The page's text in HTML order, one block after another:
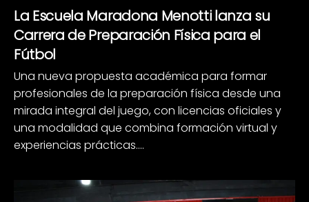
La Escuela Maradona Menotti lanza su
Carrera de Preparación Física para el
Fútbol
Una nueva propuesta académica para formar
profesionales de la preparación física desde una
mirada integral del juego, con licencias oficiales y
una modalidad que combina formación virtual y
experiencias prácticas....